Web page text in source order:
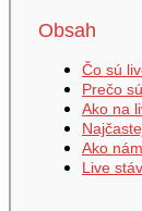
Obsah
Čo sú
Prečo
Ako na
Ako
Live